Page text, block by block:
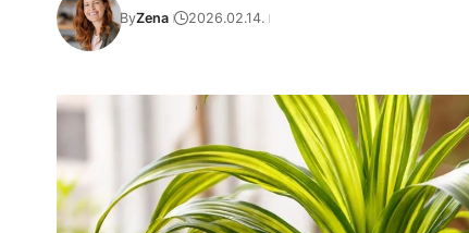
ByZena 2026.02.14.